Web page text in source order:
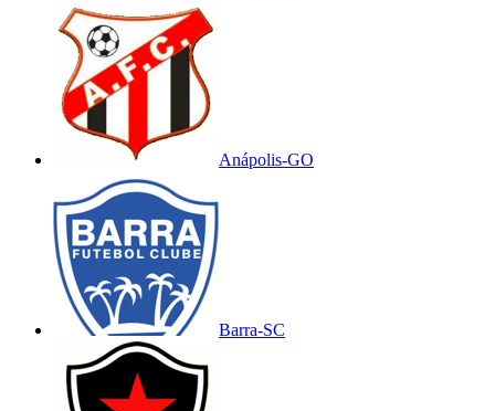
Anápolis-GO
Barra-SC